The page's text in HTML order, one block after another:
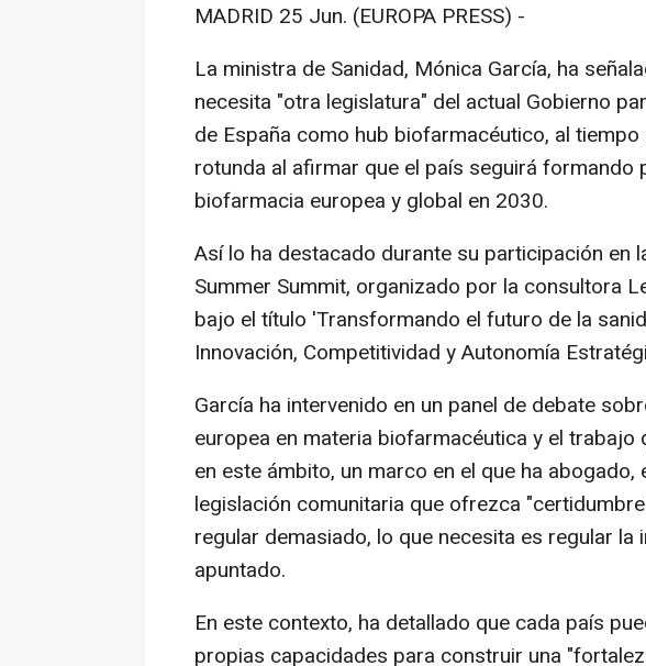
MADRID 25 Jun. (EUROPA PRESS) -
La ministra de Sanidad, Mónica García, ha
necesita "otra legislatura" del actual Gobierno
de España como hub biofarmacéutico, al
rotunda al afirmar que el país seguirá formando
biofarmacia europea y global en 2030.
Así lo ha destacado durante su participación en
Summer Summit, organizado por la consultora
bajo el título 'Transformando el futuro de la
Innovación, Competitividad y Autonomía
García ha intervenido en un panel de debate
europea en materia biofarmacéutica y el trabajo
en este ámbito, un marco en el que ha abogado,
legislación comunitaria que ofrezca
regular demasiado, lo que necesita es regular la
apuntado.
En este contexto, ha detallado que cada país
propias capacidades para construir una